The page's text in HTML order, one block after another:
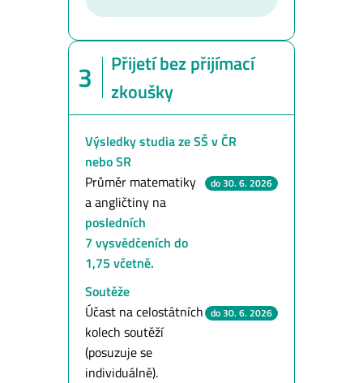
3
Přijetí bez přijímací
zkoušky
Výsledky studia ze SŠ v ČR
nebo SR
Průměr matematiky
a angličtiny na
posledních
7 vysvědčeních do
1,75 včetně.
do 30. 6. 2026
Soutěže
Účast na celostátních
kolech soutěží
(posuzuje se
individuálně).
do 30. 6. 2026